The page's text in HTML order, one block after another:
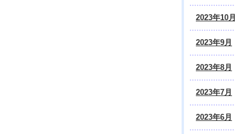
2023年10月
2023年9月
2023年8月
2023年7月
2023年6月